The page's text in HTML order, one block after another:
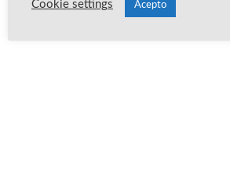
Cookie settings Acepto